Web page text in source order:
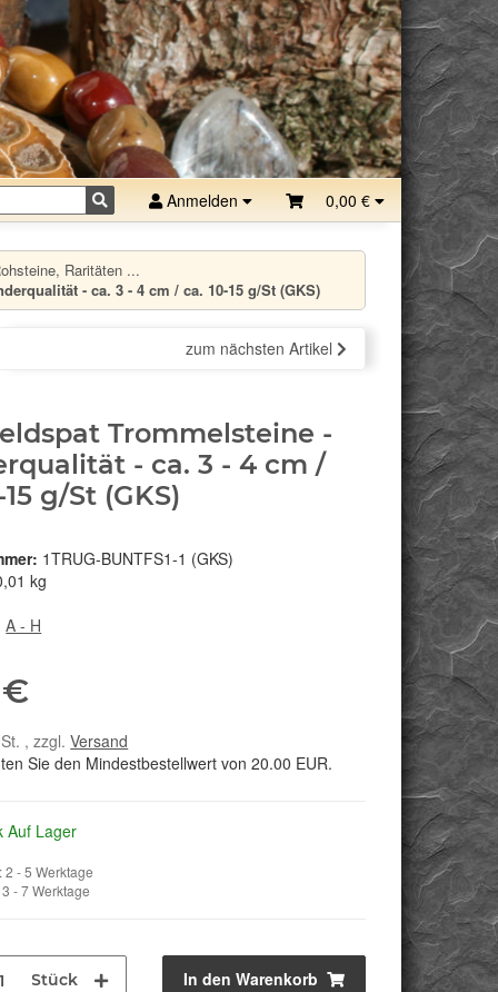
Anmelden 0,00 €
Raritäten ...
- ca. 3 - 4 cm / ca. 10-15 g/St (GKS)
zum nächsten Artikel
Trommelsteine -
- ca. 3 - 4 cm /
15 g/St (GKS)
1TRUG-BUNTFS1-1 (GKS)
kg
A - H
, zzgl.Versand
Sie den Mindestbestellwert von 20.00 EUR.
Auf Lager
2 - 5 Werktage
- 7 Werktage
Stück In den Warenkorb